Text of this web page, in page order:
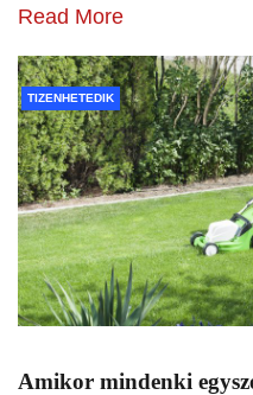
Read More
TIZENHETEDIK
Amikor mindenki